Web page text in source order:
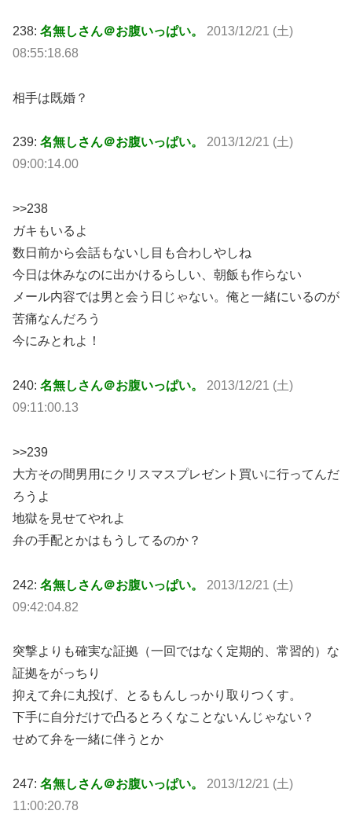
238: 名無しさん＠お腹いっぱい。 2013/12/21 (土)
08:55:18.68
相手は既婚？
239: 名無しさん＠お腹いっぱい。 2013/12/21 (土)
09:00:14.00
>>238
ガキもいるよ
数日前から会話もないし目も合わしやしね
今日は休みなのに出かけるらしい、朝飯も作らない
メール内容では男と会う日じゃない。俺と一緒にいるのが
苦痛なんだろう
今にみとれよ！
240: 名無しさん＠お腹いっぱい。 2013/12/21 (土)
09:11:00.13
>>239
大方その間男用にクリスマスプレゼント買いに行ってんだ
ろうよ
地獄を見せてやれよ
弁の手配とかはもうしてるのか？
242: 名無しさん＠お腹いっぱい。 2013/12/21 (土)
09:42:04.82
突撃よりも確実な証拠（一回ではなく定期的、常習的）な
証拠をがっちり
抑えて弁に丸投げ、とるもんしっかり取りつくす。
下手に自分だけで凸るとろくなことないんじゃない？
せめて弁を一緒に伴うとか
247: 名無しさん＠お腹いっぱい。 2013/12/21 (土)
11:00:20.78